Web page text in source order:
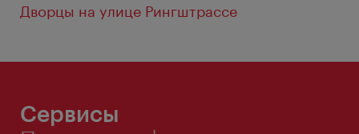
Дворцы на улице Рингштрассе
Сервисы